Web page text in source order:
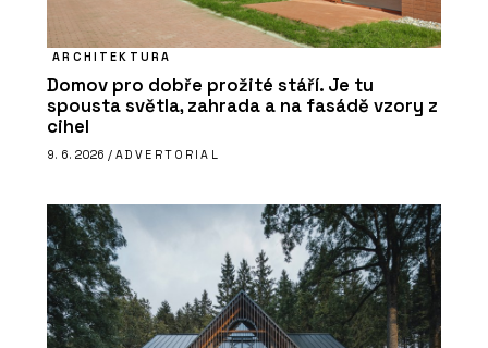
ARCHITEKTURA
Domov pro dobře prožité stáří. Je tu
spousta světla, zahrada a na fasádě vzory z
cihel
9. 6. 2026 / ADVERTORIAL